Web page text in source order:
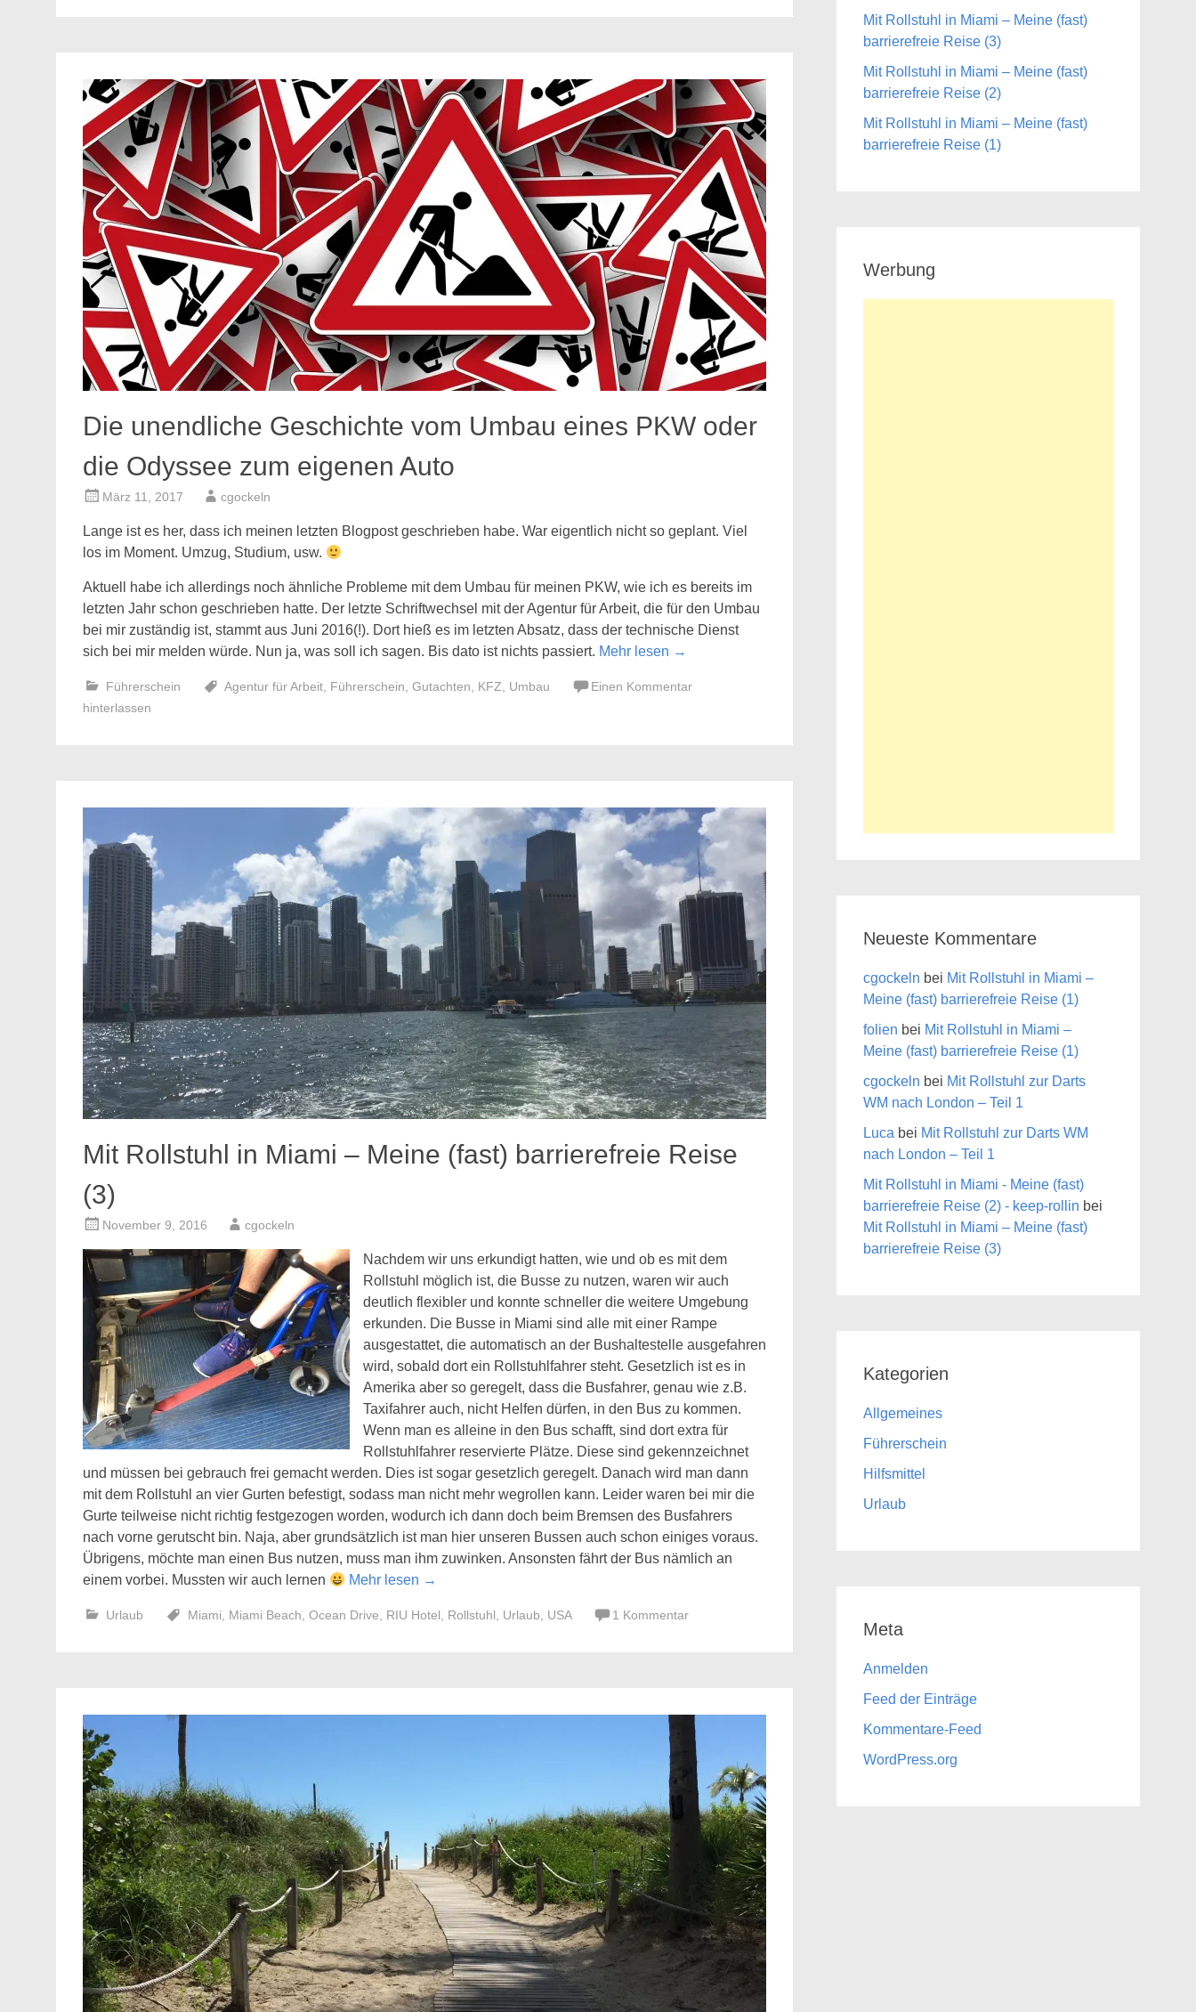
Die unendliche Geschichte vom Umbau eines PKW oder
die Odyssee zum eigenen Auto
März 11, 2017 cgockeln
Lange ist es her, dass ich meinen letzten Blogpost geschrieben habe. War eigentlich nicht so geplant. Viel
los im Moment. Umzug, Studium, usw.
Aktuell habe ich allerdings noch ähnliche Probleme mit dem Umbau für meinen PKW, wie ich es bereits im
letzten Jahr schon geschrieben hatte. Der letzte Schriftwechsel mit der Agentur für Arbeit, die für den Umbau
bei mir zuständig ist, stammt aus Juni 2016(!). Dort hieß es im letzten Absatz, dass der technische Dienst
sich bei mir melden würde. Nun ja, was soll ich sagen. Bis dato ist nichts passiert. Mehr lesen →
Führerschein Agentur für Arbeit Führerschein Gutachten KFZ Umbau
Einen Kommentar
hinterlassen
Mit Rollstuhl in Miami – Meine (fast) barrierefreie Reise
(3)
November 9, 2016 cgockeln
Nachdem wir uns erkundigt hatten, wie und ob es mit dem
Rollstuhl möglich ist, die Busse zu nutzen, waren wir auch
deutlich flexibler und konnte schneller die weitere Umgebung
erkunden. Die Busse in Miami sind alle mit einer Rampe
ausgestattet, die automatisch an der Bushaltestelle ausgefahren
wird, sobald dort ein Rollstuhlfahrer steht. Gesetzlich ist es in
Amerika aber so geregelt, dass die Busfahrer, genau wie z.B.
Taxifahrer auch, nicht Helfen dürfen, in den Bus zu kommen.
Wenn man es alleine in den Bus schafft, sind dort extra für
Rollstuhlfahrer reservierte Plätze. Diese sind gekennzeichnet
und müssen bei gebrauch frei gemacht werden. Dies ist sogar gesetzlich geregelt. Danach wird man dann
mit dem Rollstuhl an vier Gurten befestigt, sodass man nicht mehr wegrollen kann. Leider waren bei mir die
Gurte teilweise nicht richtig festgezogen worden, wodurch ich dann doch beim Bremsen des Busfahrers
nach vorne gerutscht bin. Naja, aber grundsätzlich ist man hier unseren Bussen auch schon einiges voraus.
Übrigens, möchte man einen Bus nutzen, muss man ihm zuwinken. Ansonsten fährt der Bus nämlich an
einem vorbei. Mussten wir auch lernen
Mehr lesen →
Urlaub Miami Miami Beach Ocean Drive RIU Hotel Rollstuhl Urlaub USA 1 Kommentar
Mit Rollstuhl in Miami – Meine (fast)
barrierefreie Reise (3)
Mit Rollstuhl in Miami – Meine (fast)
barrierefreie Reise (2)
Mit Rollstuhl in Miami – Meine (fast)
barrierefreie Reise (1)
Werbung
Neueste Kommentare
cgockeln bei Mit Rollstuhl in Miami –
Meine (fast) barrierefreie Reise (1)
folien bei Mit Rollstuhl in Miami –
Meine (fast) barrierefreie Reise (1)
cgockeln bei Mit Rollstuhl zur Darts
WM nach London – Teil 1
Luca bei Mit Rollstuhl zur Darts WM
nach London – Teil 1
Mit Rollstuhl in Miami - Meine (fast)
barrierefreie Reise (2) - keep-rollin bei
Mit Rollstuhl in Miami – Meine (fast)
barrierefreie Reise (3)
Kategorien
Allgemeines
Führerschein
Hilfsmittel
Urlaub
Meta
Anmelden
Feed der Einträge
Kommentare-Feed
WordPress.org